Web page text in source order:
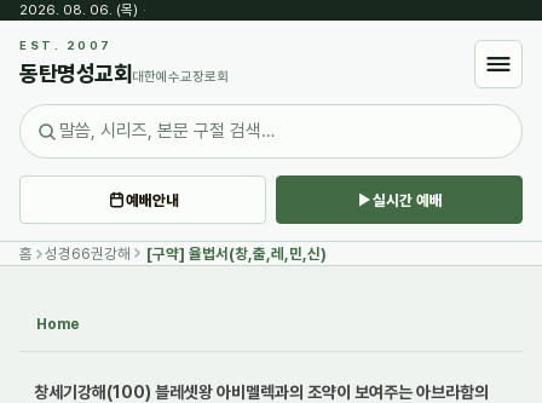
2026. 08. 06. (목) ·
EST. 2007
동탄명성교회 대한예수교장로회
예배안내 실시간 예배
홈 성경66권강해 [구약] 율법서(창,출,레,민,신)
Home
창세기강해(100) 블레셋왕 아비멜렉과의 조약이 보여주는 아브라함의
Sketchbook5, 스케치북5
Sketchbook5, 스케치북5